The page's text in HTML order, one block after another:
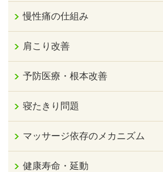
慢性痛の仕組み
肩こり改善
予防医療・根本改善
寝たきり問題
マッサージ依存のメカニズム
健康寿命・延動